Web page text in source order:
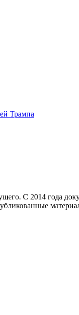
Трампа
С 2014 года